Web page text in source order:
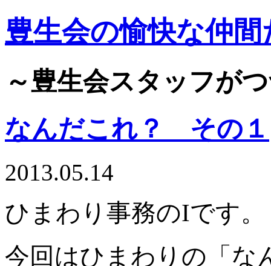
豊生会の愉快な仲間
～豊生会スタッフが
なんだこれ？ その１
2013.05.14
ひまわり事務のIです。
今回はひまわりの「な